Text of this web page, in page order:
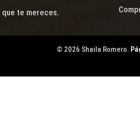
que te mereces.
© 2026 Shaila Romero.